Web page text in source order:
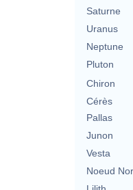
Saturne
Uranus
Neptune
Pluton
Chiron
Cérès
Pallas
Junon
Vesta
Noeud